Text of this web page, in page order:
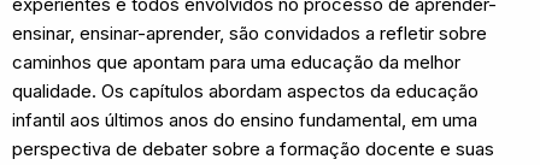
ensinar, ensinar-aprender, são convidados a refletir sobre
caminhos que apontam para uma educação da melhor
qualidade. Os capítulos abordam aspectos da educação
infantil aos últimos anos do ensino fundamental, em uma
perspectiva de debater sobre a formação docente e suas